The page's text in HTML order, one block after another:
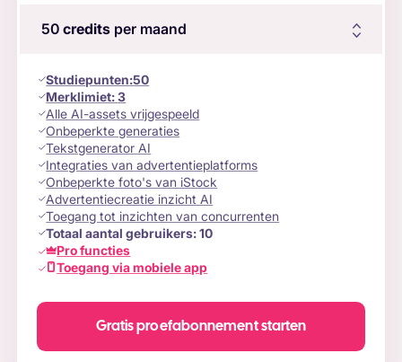
50 creditsper maand
Studiepunten:50
Merklimiet:3
Alle AI-assets vrijgespeeld
Onbeperkte generaties
Tekstgenerator AI
Integraties van advertentieplatforms
Onbeperkte foto's van iStock
Advertentiecreatie inzicht AI
Toegang tot inzichten van concurrenten
Totaal aantal gebruikers:10
Pro functies
Toegang via mobiele app
Gratis proefabonnement starten